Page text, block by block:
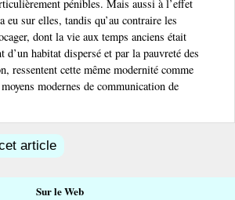
pénibles. Mais aussi à l’effet
eu sur elles, tandis qu’au contraire les
dont la vie aux temps anciens était
d’un habitat dispersé et par la pauvreté des
ressentent cette même modernité comme
modernes de communication de
article
Sur le Web